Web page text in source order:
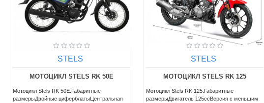
STELS
МОТОЦИКЛ STELS RK 50E
Мотоцикл Stels RK 50E.Габаритные
размерыДвойные циферблатыЦентральная
STELS
МОТОЦИКЛ STELS RK 125
Мотоцикл Stels RK 125.Габаритные
размерыДвигатель 125ссВерсия с меньшим